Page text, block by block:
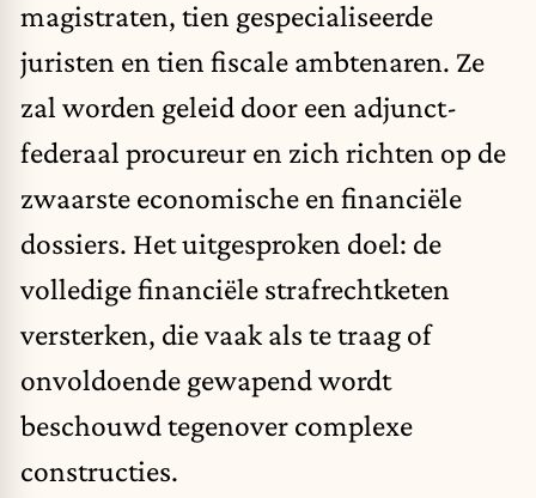
magistraten, tien gespecialiseerde
juristen en tien fiscale ambtenaren. Ze
zal worden geleid door een adjunct-
federaal procureur en zich richten op de
zwaarste economische en financiële
dossiers. Het uitgesproken doel: de
volledige financiële strafrechtketen
versterken, die vaak als te traag of
onvoldoende gewapend wordt
beschouwd tegenover complexe
constructies.